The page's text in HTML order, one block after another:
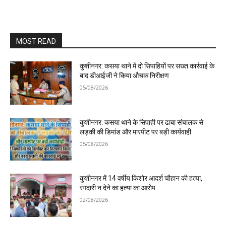
MOST READ
कुशीनगर: कसया थाने में दो सिपाहियों पर सख्त कार्रवाई के
बाद डीआईजी ने किया औचक निरीक्षण
05/08/2026
कुशीनगर: कसया थाने के सिपाही पर ढाबा संचालक से
लड़की की डिमांड और मारपीट पर बड़ी कार्यवाही
05/08/2026
कुशीनगर में 14 वर्षीय किशोर आदर्श चौहान की हत्या,
रंगदारी न देने का हत्या का आरोप
02/08/2026